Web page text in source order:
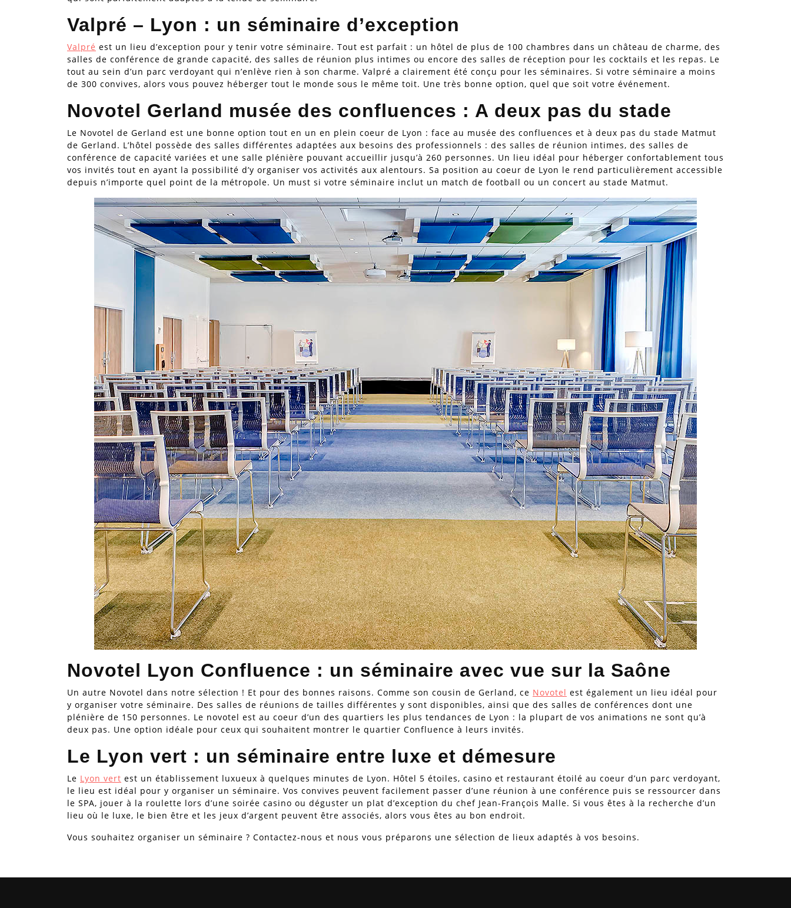
Valpré – Lyon : un séminaire d’exception
Valpré est un lieu d’exception pour y tenir votre séminaire. Tout est parfait : un hôtel de plus de 100 chambres dans un château de charme, des
salles de conférence de grande capacité, des salles de réunion plus intimes ou encore des salles de réception pour les cocktails et les repas. Le
tout au sein d’un parc verdoyant qui n’enlève rien à son charme. Valpré a clairement été conçu pour les séminaires. Si votre séminaire a moins
de 300 convives, alors vous pouvez héberger tout le monde sous le même toit. Une très bonne option, quel que soit votre événement.
Novotel Gerland musée des confluences : A deux pas du stade
Le Novotel de Gerland est une bonne option tout en un en plein coeur de Lyon : face au musée des confluences et à deux pas du stade Matmut
de Gerland. L’hôtel possède des salles différentes adaptées aux besoins des professionnels : des salles de réunion intimes, des salles de
conférence de capacité variées et une salle plénière pouvant accueillir jusqu’à 260 personnes. Un lieu idéal pour héberger confortablement tous
vos invités tout en ayant la possibilité d’y organiser vos activités aux alentours. Sa position au coeur de Lyon le rend particulièrement accessible
depuis n’importe quel point de la métropole. Un must si votre séminaire inclut un match de football ou un concert au stade Matmut.
Novotel Lyon Confluence : un séminaire avec vue sur la Saône
Un autre Novotel dans notre sélection ! Et pour des bonnes raisons. Comme son cousin de Gerland, ce Novotel est également un lieu idéal pour
y organiser votre séminaire. Des salles de réunions de tailles différentes y sont disponibles, ainsi que des salles de conférences dont une
plénière de 150 personnes. Le novotel est au coeur d’un des quartiers les plus tendances de Lyon : la plupart de vos animations ne sont qu’à
deux pas. Une option idéale pour ceux qui souhaitent montrer le quartier Confluence à leurs invités.
Le Lyon vert : un séminaire entre luxe et démesure
Le Lyon vert est un établissement luxueux à quelques minutes de Lyon. Hôtel 5 étoiles, casino et restaurant étoilé au coeur d’un parc verdoyant,
le lieu est idéal pour y organiser un séminaire. Vos convives peuvent facilement passer d’une réunion à une conférence puis se ressourcer dans
le SPA, jouer à la roulette lors d’une soirée casino ou déguster un plat d’exception du chef Jean-François Malle. Si vous êtes à la recherche d’un
lieu où le luxe, le bien être et les jeux d’argent peuvent être associés, alors vous êtes au bon endroit.
Vous souhaitez organiser un séminaire ? Contactez-nous et nous vous préparons une sélection de lieux adaptés à vos besoins.